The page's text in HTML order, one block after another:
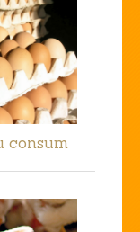
consum